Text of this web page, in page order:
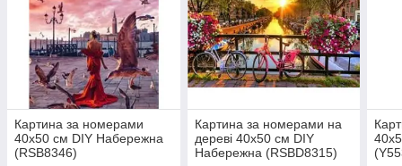
Картина за номерами
40х50 см DIY Набережна
(RSB8346)
Картина за номерами на
дереві 40х50 см DIY
Набережна (RSBD8315)